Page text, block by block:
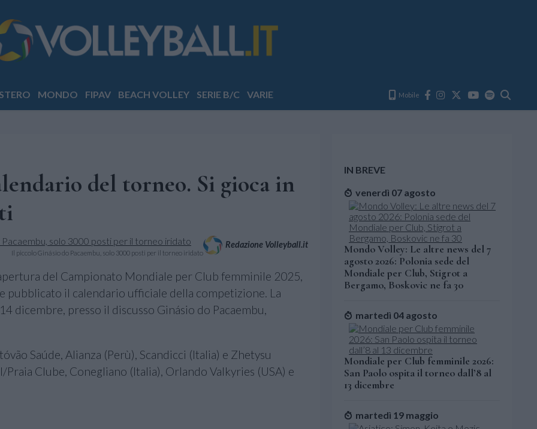
MONDO FIPAV BEACH VOLLEY SERIE B/C VARIE Mobile
del torneo. Si gioca in
Redazione Volleyball.it
Il piccolo Ginásio do Pacaembu, solo 3000 posti per il torneo iridato
del Campionato Mondiale per Club femminile 2025,
pubblicato il calendario ufficiale della competizione. La
dicembre, presso il discusso Ginásio do Pacaembu,
Saúde, Alianza (Perù), Scandicci (Italia) e Zhetysu
Clube, Conegliano (Italia), Orlando Valkyries (USA) e
IN BREVE
venerdì 07 agosto
Mondo Volley: Le altre news del 7
agosto 2026: Polonia sede del
Mondiale per Club, Stigrot a
Bergamo, Boskovic ne fa 30
martedì 04 agosto
Mondiale per Club femminile 2026:
San Paolo ospita il torneo dall’8 al
13 dicembre
martedì 19 maggio